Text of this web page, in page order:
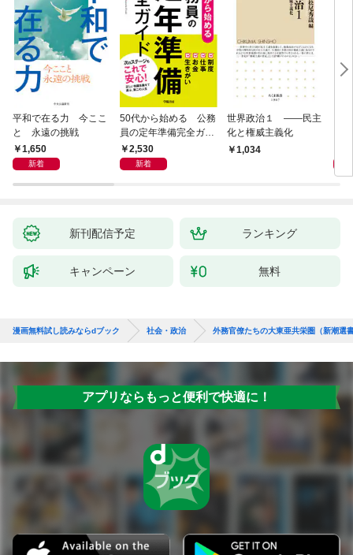
平和で在る力 今ここ
と 永遠の挑戦
1,650
新着
50代から始める 公務
員の定年準備完全ガイ
ド2,530
新着
世界政治１ ――民主
化と権威主義化
1,034
新刊配信予定 ランキング
キャンペーン 無料
漫画無料試し読みならdブック 社会・政治 外務官僚たちの大東亜共栄圏（新潮選
アプリならもっと便利で快適に！